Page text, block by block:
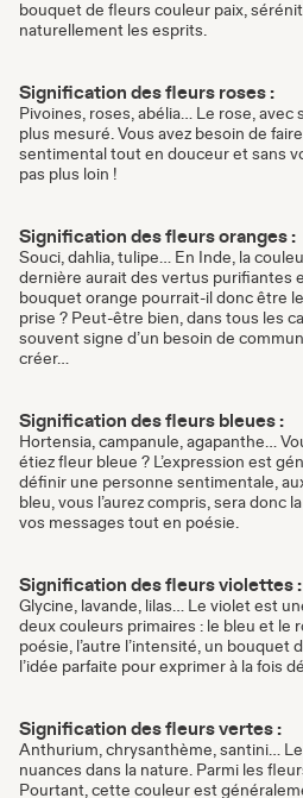
bouquet de fleurs couleur paix,
naturellement les esprits.
Signification des fleurs roses :
Pivoines, roses, abélia… Le rose, avec
plus mesuré. Vous avez besoin de
sentimental tout en douceur et sans
pas plus loin !
Signification des fleurs oranges :
Souci, dahlia, tulipe… En Inde, la
dernière aurait des vertus purifiantes
bouquet orange pourrait-il donc être
prise ? Peut-être bien, dans tous les
souvent signe d’un besoin de
créer…
Signification des fleurs bleues :
Hortensia, campanule, agapanthe…
étiez fleur bleue ? L’expression est
définir une personne sentimentale,
bleu, vous l’aurez compris, sera donc
vos messages tout en poésie.
Signification des fleurs violettes :
Glycine, lavande, lilas… Le violet est
deux couleurs primaires : le bleu et le
poésie, l’autre l’intensité, un bouquet
l’idée parfaite pour exprimer à la fois
Signification des fleurs vertes :
Anthurium, chrysanthème, santini…
nuances dans la nature. Parmi les
Pourtant, cette couleur est